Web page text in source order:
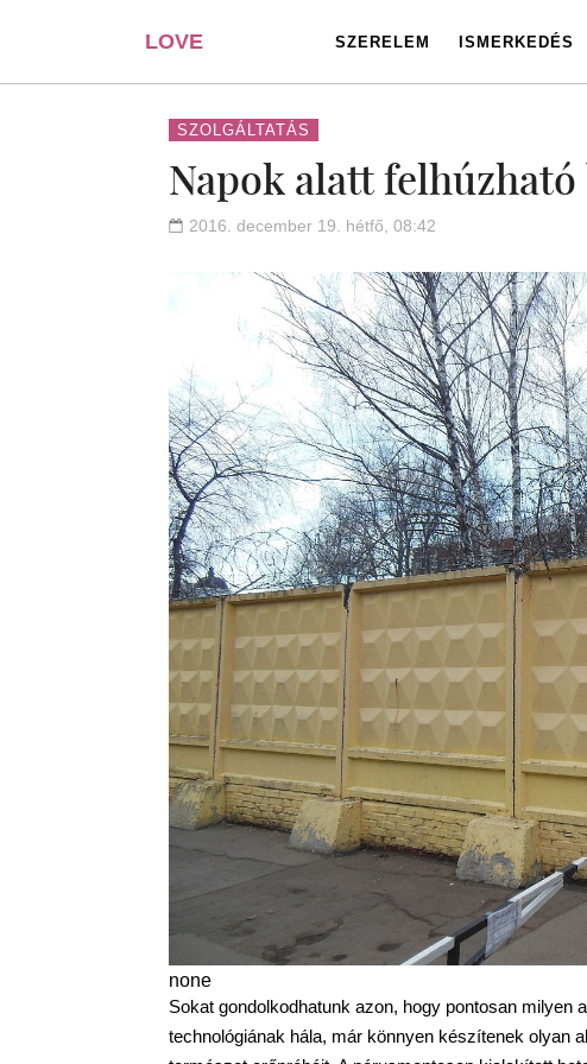
LOVE
PORTAL
SZERELEM ISMERKEDÉS
SZOLGÁLTATÁS
Napok alatt
2016. december 19. hétfő, 08:42
none
Sokat gondolkodhatunk azon, hogy pontosan
technológiának hála, már könnyen készítenek olyan